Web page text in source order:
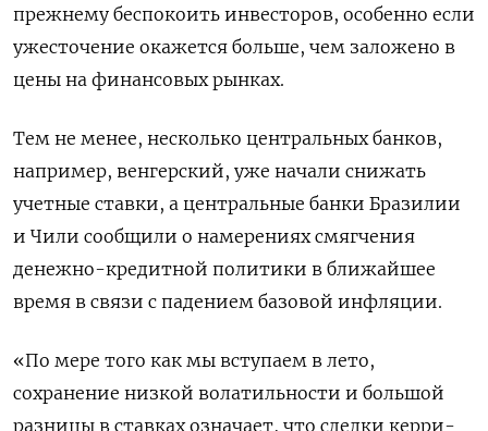
прежнему беспокоить инвесторов, особенно если
ужесточение окажется больше, чем заложено в
цены на финансовых рынках.
Тем не менее, несколько центральных банков,
например, венгерский, уже начали снижать
учетные ставки, а центральные банки Бразилии
и Чили сообщили о намерениях смягчения
денежно-кредитной политики в ближайшее
время в связи с падением базовой инфляции.
«По мере того как мы вступаем в лето,
сохранение низкой волатильности и большой
разницы в ставках означает, что сделки керри-